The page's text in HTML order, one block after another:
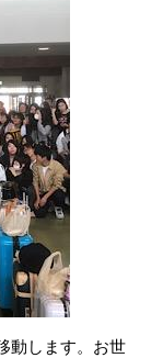
動します。お世